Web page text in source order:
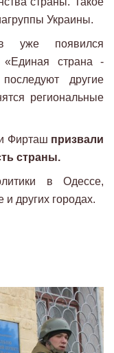
Украины.
уже появился
страна -
другие
региональные
Фирташ призвали
страны.
в Одессе,
других городах.